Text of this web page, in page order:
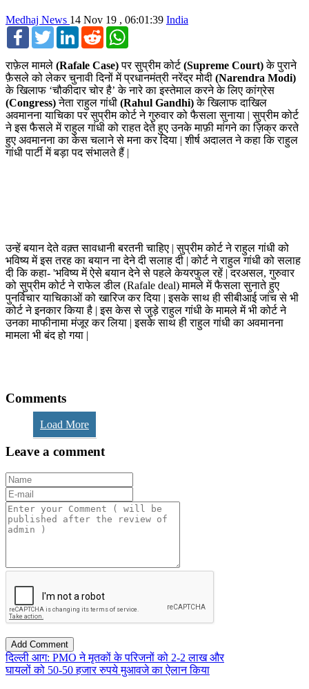
Medhaj News 14 Nov 19 , 06:01:39 India
FacebookTwitterLinkedInReddit
राफ़ेल मामले (Rafale Case)पर सुप्रीम कोर्ट(Supreme Court)के पुराने
फ़ैसले को लेकर चुनावी दिनों में प्रधानमंत्री नरेंद्र मोदी (Narendra Modi)
के खिलाफ ‘चौकीदार चोर है’ के नारे का इस्तेमाल करने के लिए कांग्रेस
(Congress)नेता राहुल गांधी (Rahul Gandhi)के खिलाफ दाखिल
अवमानना याचिका पर सुप्रीम कोर्ट ने गुरुवार को फैसला सुनाया | सुप्रीम कोर्ट
ने इस फैसले में राहुल गांधी को राहत देते हुए उनके माफ़ी मांगने का ज़िक्र करते
हुए अवमानना का केस चलाने से मना कर दिया | शीर्ष अदालत ने कहा कि राहुल
गांधी पार्टी में बड़ा पद संभालते हैं |
उन्हें बयान देते वक़्त सावधानी बरतनी चाहिए | सुप्रीम कोर्ट ने राहुल गांधी को
भविष्य में इस तरह का बयान ना देने दी सलाह दी | कोर्ट ने राहुल गांधी को सलाह
दी कि कहा- 'भविष्य में ऐसे बयान देने से पहले केयरफुल रहें | दरअसल, गुरुवार
को सुप्रीम कोर्ट ने राफेल डील (Rafale deal) मामले में फैसला सुनाते हुए
पुनर्विचार याचिकाओं को खारिज कर दिया | इसके साथ ही सीबीआई जांच से भी
कोर्ट ने इनकार किया है | इस केस से जुड़े राहुल गांधी के मामले में भी कोर्ट ने
उनका माफीनामा मंजूर कर लिया | इसके साथ ही राहुल गांधी का अवमानना
मामला भी बंद हो गया |
Comments
Load More
Leave a comment
दिल्ली आग: PMO ने मृतकों के परिजनों को 2-2 लाख और
घायलों को 50-50 हजार रुपये मुआवजे का ऐलान किया